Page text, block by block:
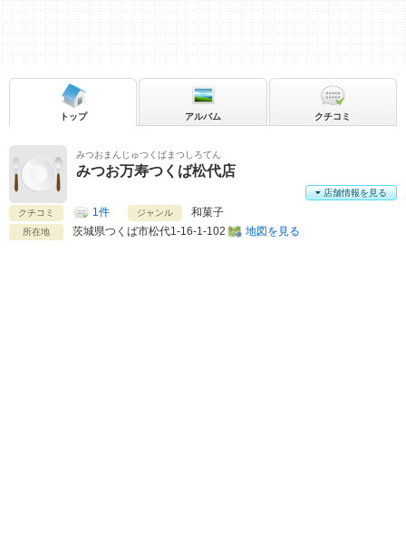
みつおまんじゅつくばまつしろてん
みつお万寿つくば松代店
クチコミ 1件 ジャンル 和菓子
所在地 茨城県つくば市松代1-16-1-102 地図を見る
店舗情報を見る
トップ アルバム クチコミ